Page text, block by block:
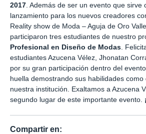
2017 . Además de ser un evento que
lanzamiento para los nuevos creadores
Reality show de Moda – Aguja de Oro
participaron tres estudiantes de nuestro
Profesional en Diseño de Modas .
estudiantes Azucena Vélez, Jhonatan
por su gran participación dentro del
huella demostrando sus habilidades como
nuestra institución. Exaltamos a Azucena
segundo lugar de este importante evento.
Compartir en: